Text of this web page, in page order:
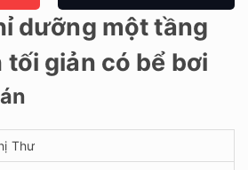
dưỡng một tầng
giản có bể bơi
Thư